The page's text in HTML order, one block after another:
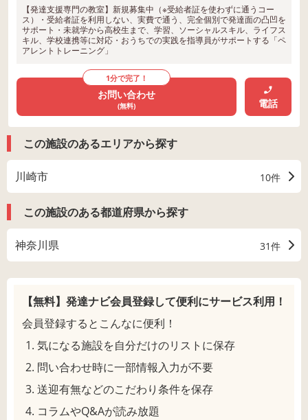
【発達支援専門の教室】新規募集中（※受給者証を使わずに通うコー
ス）・受給者証を利用しない、実費で通う、完全個別で発達面の凸凹を
サポート・未就学から高校生まで、学習、ソーシャルスキル、ライフス
キル、学校連携等に対応・おうちでの実践を指導員がサポートする「ペ
アレントトレーニング」
1分で完了！
お問い合わせ
(無料) 電話
この施設のあるエリアから探す
川崎市 10件
この施設のある都道府県から探す
神奈川県 31件
【無料】発達ナビ会員登録して便利にサービス利用！
会員登録するとこんなに便利！
気になる施設を自分だけのリストに保存
問い合わせ時に一部情報入力が不要
送迎有無などのこだわり条件を保存
コラムやQ&Aが読み放題